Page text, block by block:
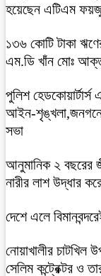
হয়েছেন এটিএম
১৩৬ কোটি টাকা
এম.ডি খাঁন মোঃ
পুলিশ
আইন-
সভা
আনুমানিক ২ বছরের
নারীর লাশ উদ্ধার
দেশে এলে
নোয়াখালীর চাটখিল
সেলিম কন্ট্রেক্টর ও